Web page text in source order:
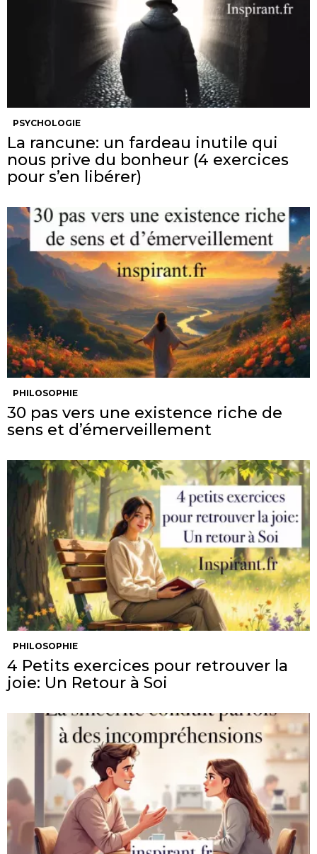
PSYCHOLOGIE
La rancune: un fardeau inutile qui
nous prive du bonheur (4 exercices
pour s’en libérer)
PHILOSOPHIE
30 pas vers une existence riche de
sens et d’émerveillement
PHILOSOPHIE
4 Petits exercices pour retrouver la
joie: Un Retour à Soi